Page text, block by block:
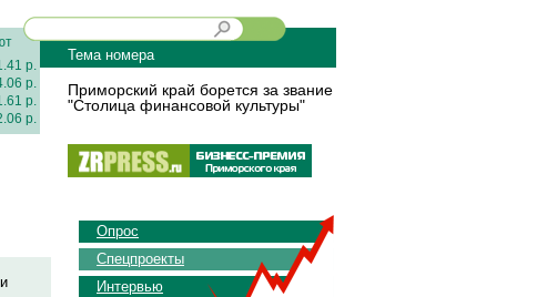
р.
р.
р.
р.
Тема номера
Приморский край борется за звание
"Столица финансовой культуры"
Опрос
Спецпроекты
Интервью